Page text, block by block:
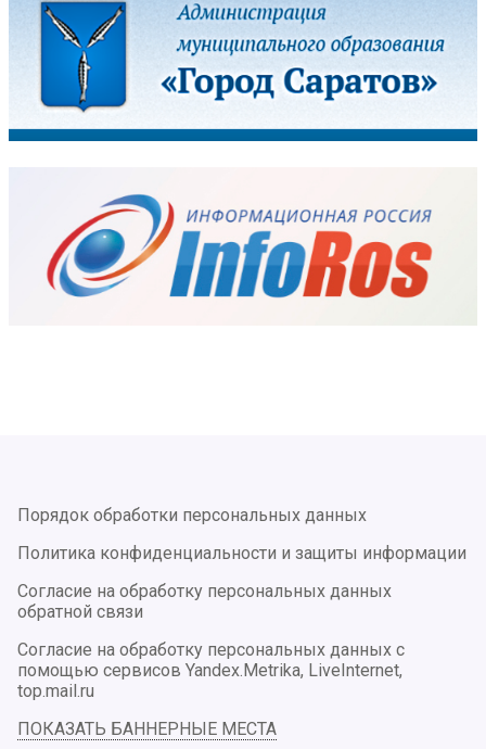
Порядок обработки персональных данных
Политика конфиденциальности и защиты информации
Согласие на обработку персональных данных
обратной связи
Согласие на обработку персональных данных с
помощью сервисов Yandex.Metrika, LiveInternet,
top.mail.ru
ПОКАЗАТЬ БАННЕРНЫЕ МЕСТА